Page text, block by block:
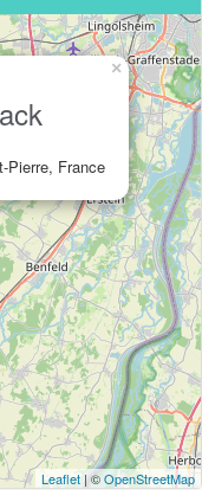
Pierre, France
×
Leaflet | ©OpenStreetMap